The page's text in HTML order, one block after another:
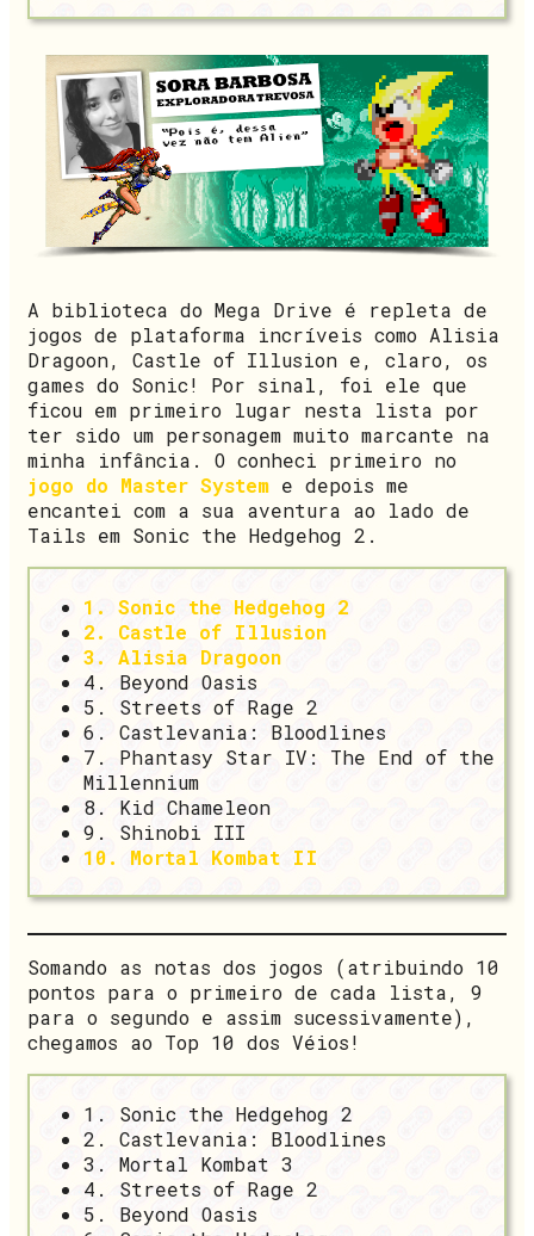
A biblioteca do Mega Drive é repleta de
jogos de plataforma incríveis como Alisia
Dragoon, Castle of Illusion e, claro, os
games do Sonic! Por sinal, foi ele que
ficou em primeiro lugar nesta lista por
ter sido um personagem muito marcante na
minha infância. O conheci primeiro no
jogo do Master System e depois me
encantei com a sua aventura ao lado de
Tails em Sonic the Hedgehog 2.
1. Sonic the Hedgehog 2
2. Castle of Illusion
3. Alisia Dragoon
4. Beyond Oasis
5. Streets of Rage 2
6. Castlevania: Bloodlines
7. Phantasy Star IV: The End of the
Millennium
8. Kid Chameleon
9. Shinobi III
10. Mortal Kombat II
Somando as notas dos jogos (atribuindo 10
pontos para o primeiro de cada lista, 9
para o segundo e assim sucessivamente),
chegamos ao Top 10 dos Véios!
1. Sonic the Hedgehog 2
2. Castlevania: Bloodlines
3. Mortal Kombat 3
4. Streets of Rage 2
5. Beyond Oasis